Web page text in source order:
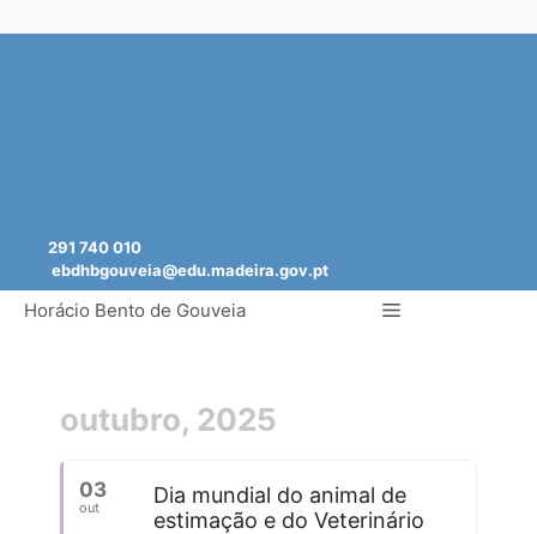
291 740 010
ebdhbgouveia@edu.madeira.gov.pt
Horácio Bento de Gouveia Menu
outubro, 2025
03
out
Dia mundial do animal de
estimação e do Veterinário